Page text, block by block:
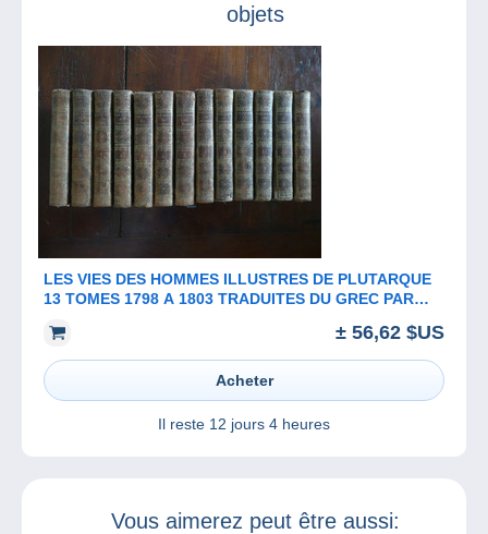
objets
LES VIES DES HOMMES ILLUSTRES DE PLUTARQUE
13 TOMES 1798 A 1803 TRADUITES DU GREC PAR
± 56,62 $US
Acheter
Il reste 12 jours 4 heures
Vous aimerez peut être aussi: